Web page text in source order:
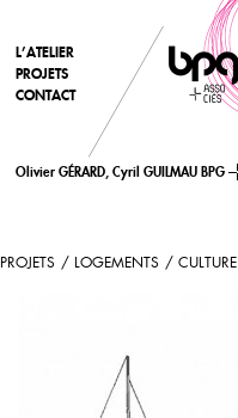
L’ATELIER
PROJETS
CONTACT
Olivier GÉRARD, Cyril GUILMAU BPG
PROJETS LOGEMENTS CULTURE